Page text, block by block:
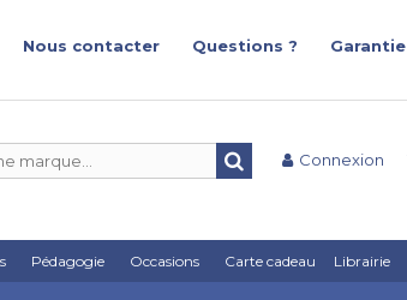
Nous contacter Questions ?
Garantie
Connexion
Pédagogie Occasions Carte cadeau Librairie